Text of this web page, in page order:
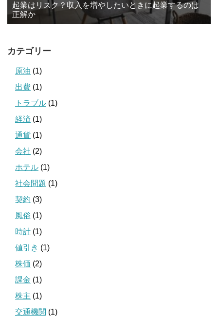
起業はリスク？収入を増やしたいときに起業するのは
正解か
カテゴリー
原油 (1)
出費 (1)
トラブル (1)
経済 (1)
通貨 (1)
会社 (2)
ホテル (1)
社会問題 (1)
契約 (3)
風俗 (1)
時計 (1)
値引き (1)
株価 (2)
課金 (1)
株主 (1)
交通機関 (1)